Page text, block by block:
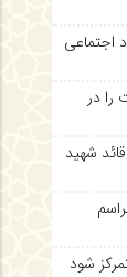
اجتماعی
را در
شهید
شود